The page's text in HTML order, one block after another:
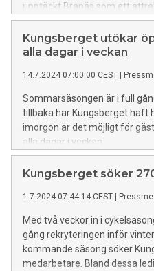
upptäckt Branäs som ett
Kungsberget utökar
alla dagar i veckan
14.7.2024 07:00:00 CEST |
Sommarsäsongen är i full
tillbaka har Kungsberget haft
imorgon är det möjligt för
alla dagar i veckan.
Kungsberget söker
1.7.2024 07:44:14 CEST |
Med två veckor in i
gång rekryteringen inför
kommande säsong söker
medarbetare. Bland dessa